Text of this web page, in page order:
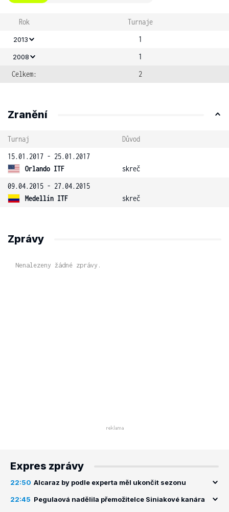
Rok Turnaje
2013 1
2008
1
Celkem:
2
Zranění
Turnaj
Důvod
15.01.2017 - 25.01.2017
Orlando ITF
skreč
09.04.2015 - 27.04.2015
Medellín ITF
skreč
Zprávy
Nenalezeny žádné zprávy.
Expres zprávy
22:50 Alcaraz by podle experta měl ukončit sezonu
22:45 Pegulaová nadělila přemožitelce Siniakové kanára